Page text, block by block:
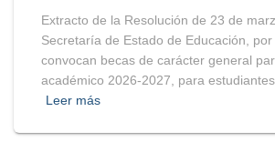
Extracto de la Resolución de 23 de
Secretaría de Estado de Educación,
convocan becas de carácter general
académico 2026-2027, para
Leer más